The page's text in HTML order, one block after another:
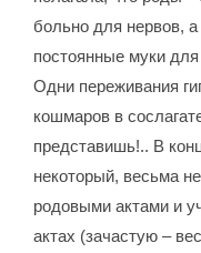
больно для нервов,
постоянные муки
Одни переживания
кошмаров в
представишь!.. В
некоторый, весьма
родовыми актами и
актах (зачастую –